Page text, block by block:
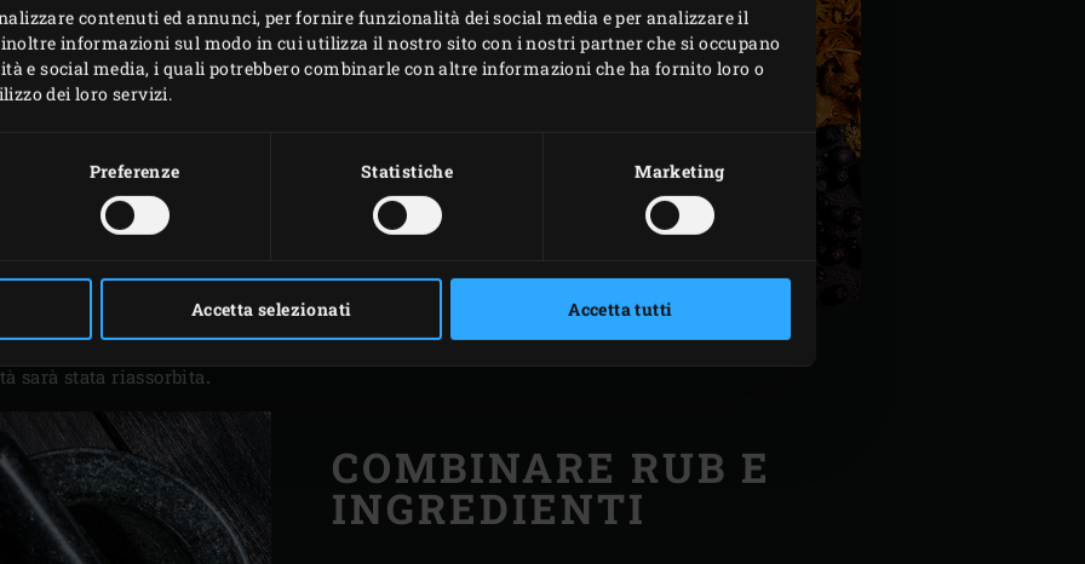
contenuti ed annunci, per fornire funzionalità dei social media e per analizzare il
informazioni sul modo in cui utilizza il nostro sito con i nostri partner che si occupano
e social media, i quali potrebbero combinarle con altre informazioni che ha fornito loro o
dei loro servizi.
Preferenze Statistiche Marketing
Accetta selezionati Accetta tutti
solo per il sapore, ma
e crea un bello strato
croccante.
naturale del
che un rub che
inizialmente attirerà
mezz’ora, la carne
compresi i sapori.
vostro Big Green Egg
qualche ora, a quel
sarà stata riassorbita.
COMBINARE RUB E
INGREDIENTI